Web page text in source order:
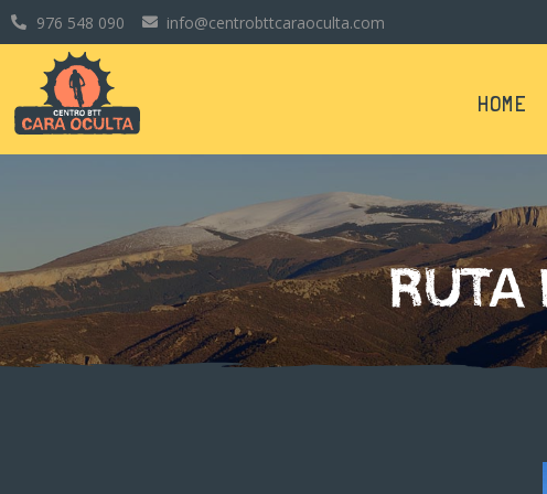
976 548 090 info@centrobttcaraoculta.com
HOME
RUTA